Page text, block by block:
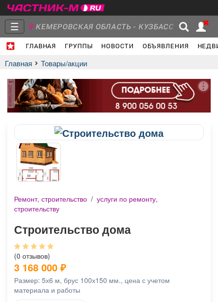
☰ КЕМЕРОВСКАЯ ОБЛАСТЬ - КУЗБАСС
ГЛАВНАЯ ГРУППЫ НОВОСТИ ОБЪЯВЛЕНИЯ
Главная
Объявления Недвижимость Услуги
Работа
Товары Поздравления Погода
Главная Товары/акции
реклама
Ремонт, строительство / услуги по ремонту,
строительству
Строительство дома
(0 отзывов)
3 168 000 ₽
Размер: 5х6 м, брус 100х150 мм., цена с учетом
материала и работы